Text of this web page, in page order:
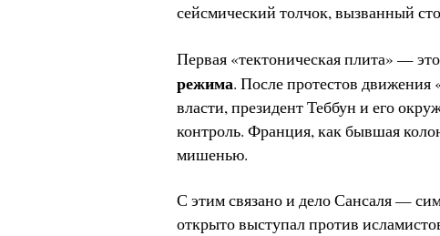
сейсмический толчок, вызванный
Первая «тектоническая плита» — это
режима. После протестов движения
власти, президент Теббун и его
контроль. Франция, как бывшая
мишенью.
С этим связано и дело Сансаля —
открыто выступал против